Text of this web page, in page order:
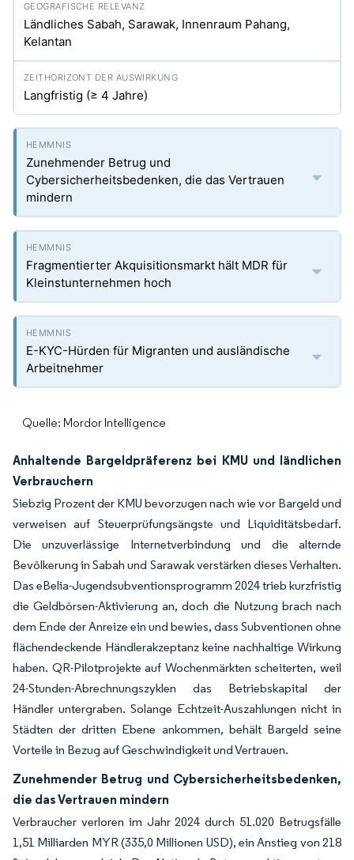
Ländliches Sabah, Sarawak, Innenraum Pahang,
Kelantan
Langfristig (≥ 4 Jahre)
Zunehmender Betrug und
Cybersicherheitsbedenken, die das Vertrauen
mindern
Fragmentierter Akquisitionsmarkt hält MDR für
Kleinstunternehmen hoch
E-KYC-Hürden für Migranten und ausländische
Arbeitnehmer
Quelle: Mordor Intelligence
Anhaltende Bargeldpräferenz bei KMU und ländlichen
Verbrauchern
Siebzig Prozent der KMU bevorzugen nach wie vor Bargeld und
verweisen auf Steuerprüfungsängste und Liquiditätsbedarf.
Die unzuverlässige Internetverbindung und die alternde
Bevölkerung in Sabah und Sarawak verstärken dieses Verhalten.
Das eBelia-Jugendsubventionsprogramm 2024 trieb kurzfristig
die Geldbörsen-Aktivierung an, doch die Nutzung brach nach
dem Ende der Anreize ein und bewies, dass Subventionen ohne
flächendeckende Händlerakzeptanz keine nachhaltige Wirkung
haben. QR-Pilotprojekte auf Wochenmärkten scheiterten, weil
24-Stunden-Abrechnungszyklen das Betriebskapital der
Händler untergraben. Solange Echtzeit-Auszahlungen nicht in
Städten der dritten Ebene ankommen, behält Bargeld seine
Vorteile in Bezug auf Geschwindigkeit und Vertrauen.
Zunehmender Betrug und Cybersicherheitsbedenken,
die das Vertrauen mindern
Verbraucher verloren im Jahr 2024 durch 51.020 Betrugsfälle
1,51 Milliarden MYR (335,0 Millionen USD), ein Anstieg von 218